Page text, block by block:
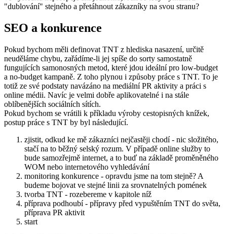
"dublování" stejného a přetáhnout zákazníky na svou stranu?
SEO a konkurence
Pokud bychom měli definovat TNT z hlediska nasazení, určitě
neuděláme chybu, zařádíme-li jej spíše do sorty samostatně
fungujících samonosných metod, které jdou ideální pro low-budget
a no-budget kampaně. Z toho plynou i způsoby práce s TNT. To je
totiž ze své podstaty navázáno na mediální PR aktivity a práci s
online médii. Navíc je velmi dobře aplikovatelné i na stále
oblíbenějších sociálních sítích.
Pokud bychom se vrátili k příkladu výroby cestopisných knížek,
postup práce s TNT by byl následující.
zjistit, odkud ke mě zákazníci nejčastěji chodí - nic složitého,
stačí na to běžný selský rozum. V případě online služby to
bude samozřejmě internet, a to buď na základě proměněného
WOM nebo internetového vyhledávání
monitoring konkurence - opravdu jsme na tom stejně? A
budeme bojovat ve stejné linii za srovnatelných pomének
tvorba TNT - rozebereme v kapitole níž
příprava podhoubí - přípravy před vypuštěním TNT do světa,
příprava PR aktivit
start